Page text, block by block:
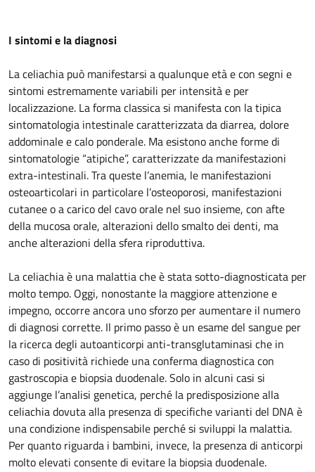
I sintomi e la diagnosi
La celiachia può manifestarsi a qualunque età e con segni e
sintomi estremamente variabili per intensità e per
localizzazione. La forma classica si manifesta con la tipica
sintomatologia intestinale caratterizzata da diarrea, dolore
addominale e calo ponderale. Ma esistono anche forme di
sintomatologie “atipiche”, caratterizzate da manifestazioni
extra-intestinali. Tra queste l’anemia, le manifestazioni
osteoarticolari in particolare l’osteoporosi, manifestazioni
cutanee o a carico del cavo orale nel suo insieme, con afte
della mucosa orale, alterazioni dello smalto dei denti, ma
anche alterazioni della sfera riproduttiva.
La celiachia è una malattia che è stata sotto-diagnosticata per
molto tempo. Oggi, nonostante la maggiore attenzione e
impegno, occorre ancora uno sforzo per aumentare il numero
di diagnosi corrette. Il primo passo è un esame del sangue per
la ricerca degli autoanticorpi anti-transglutaminasi che in
caso di positività richiede una conferma diagnostica con
gastroscopia e biopsia duodenale. Solo in alcuni casi si
aggiunge l’analisi genetica, perché la predisposizione alla
celiachia dovuta alla presenza di specifiche varianti del DNA è
una condizione indispensabile perché si sviluppi la malattia.
Per quanto riguarda i bambini, invece, la presenza di anticorpi
molto elevati consente di evitare la biopsia duodenale.